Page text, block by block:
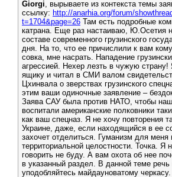
Giorgi, вырываете из контекста темы
ссылку: http://anarhia.org/forum/
t=1704&page=26 Там есть подробные
катрана. Еще раз настаиваю, Ю.Осетия
составе современного грузинского
дня. На то, что ее причислили к вам
совка, мне насрать. Нападение
агрессией. Нехер лезть в чужую
ящику и читал в СМИ валом
Цхинвала о зверствах грузинского
этим ваши одиночные заявление –
Заява САУ была против НАТО, чтобы
воспитали американские полковники
как ваш спецназ. Я не хочу повторения
Украине, даже, если находящийся в ее
захочет отделиться. Гуманизм для
территориальной целостности. Точка. Я
говорить не буду. А вам охота об нее
в указанный раздел. В данной теме
уподобляйтесь майдауноватому черкасу.